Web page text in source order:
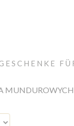
MUNDUROWYCH